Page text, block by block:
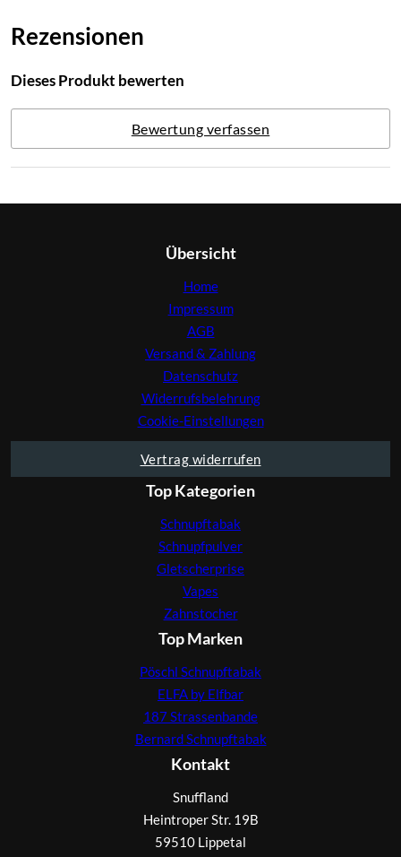
Rezensionen
Dieses Produkt bewerten
Bewertung verfassen
Übersicht
Home
Impressum
AGB
Versand & Zahlung
Datenschutz
Widerrufsbelehrung
Cookie-Einstellungen
Vertrag widerrufen
Top Kategorien
Schnupftabak
Schnupfpulver
Gletscherprise
Vapes
Zahnstocher
Top Marken
Pöschl Schnupftabak
ELFA by Elfbar
187 Strassenbande
Bernard Schnupftabak
Kontakt
Snuffland
Heintroper Str. 19B
59510 Lippetal